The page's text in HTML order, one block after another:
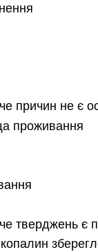
причин не є
проживання
тверджень є